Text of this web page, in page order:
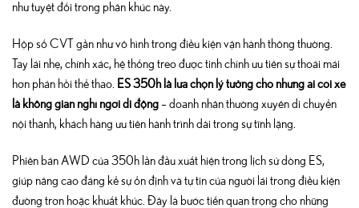
như tuyệt đối trong phân khúc này.
Hộp số CVT gần như vô hình trong điều kiện vận hành thông thường.
Tay lái nhẹ, chính xác, hệ thống treo được tinh chỉnh ưu tiên sự thoải mái
hơn phản hồi thể thao. ES 350h là lựa chọn lý tưởng cho những ai coi xe
là không gian nghỉ ngơi di động– doanh nhân thường xuyên di chuyển
nội thành, khách hàng ưu tiên hành trình dài trong sự tĩnh lặng.
Phiên bản AWD của 350h lần đầu xuất hiện trong lịch sử dòng ES,
giúp nâng cao đáng kể sự ổn định và tự tin của người lái trong điều kiện
đường trơn hoặc khuất khúc. Đây là bước tiến quan trọng cho những